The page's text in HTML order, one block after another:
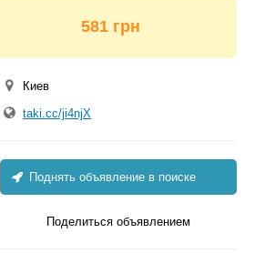
581 грн
Киев
taki.cc/ji4njX
Поднять объявление в поиске
Поделиться объявлением